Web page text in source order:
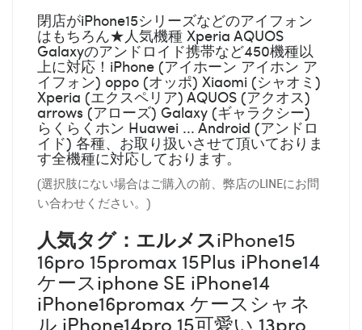
閉店がiPhone15シリーズなどのアイフォン
はもちろん★人気機種 Xperia AQUOS
Galaxyのアンドロイド携帯など450機種以
上に対応！iPhone (アイホーン アイホン ア
イフォン) oppo (オッポ) Xiaomi (シャオミ)
Xperia (エクスペリア) AQUOS (アクオス)
arrows (アローズ) Galaxy (ギャラクシー)
らくらくホン Huawei ... Android (アンドロ
イド) 各種、お取り扱いさせて頂いておりま
す全機種に対応しております。
(選択肢にない場合はご購入の前、弊店のLINEにお問
い合わせください。)
人気タグ：エルメスiPhone15
16pro 15promax 15Plus iPhone14
ケースiphone SE iPhone14
iPhone16promax ケースシャネ
ル iPhone14pro 15可愛い 13pro